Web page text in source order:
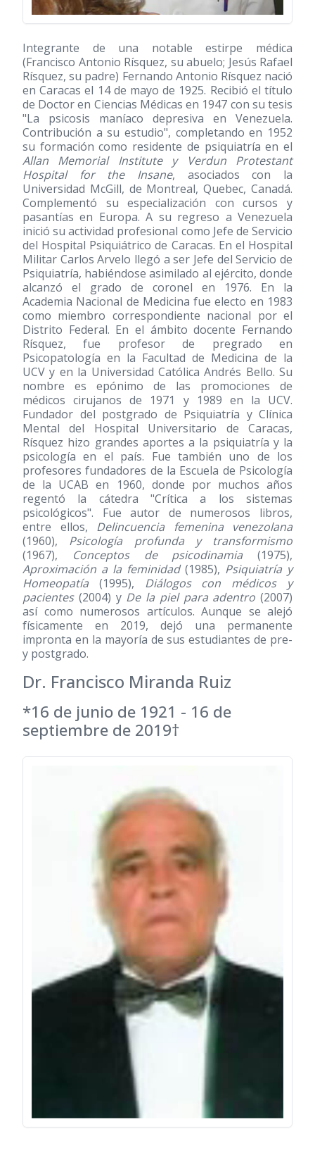
Integrante de una notable estirpe médica
(Francisco Antonio Rísquez, su abuelo; Jesús Rafael
Rísquez, su padre) Fernando Antonio Rísquez nació
en Caracas el 14 de mayo de 1925. Recibió el título
de Doctor en Ciencias Médicas en 1947 con su tesis
"La psicosis maníaco depresiva en Venezuela.
Contribución a su estudio", completando en 1952
su formación como residente de psiquiatría en el
Allan Memorial Institute y Verdun Protestant
Hospital for the Insane, asociados con la
Universidad McGill, de Montreal, Quebec, Canadá.
Complementó su especialización con cursos y
pasantías en Europa. A su regreso a Venezuela
inició su actividad profesional como Jefe de Servicio
del Hospital Psiquiátrico de Caracas. En el Hospital
Militar Carlos Arvelo llegó a ser Jefe del Servicio de
Psiquiatría, habiéndose asimilado al ejército, donde
alcanzó el grado de coronel en 1976. En la
Academia Nacional de Medicina fue electo en 1983
como miembro correspondiente nacional por el
Distrito Federal. En el ámbito docente Fernando
Rísquez, fue profesor de pregrado en
Psicopatología en la Facultad de Medicina de la
UCV y en la Universidad Católica Andrés Bello. Su
nombre es epónimo de las promociones de
médicos cirujanos de 1971 y 1989 en la UCV.
Fundador del postgrado de Psiquiatría y Clínica
Mental del Hospital Universitario de Caracas,
Rísquez hizo grandes aportes a la psiquiatría y la
psicología en el país. Fue también uno de los
profesores fundadores de la Escuela de Psicología
de la UCAB en 1960, donde por muchos años
regentó la cátedra "Crítica a los sistemas
psicológicos". Fue autor de numerosos libros,
entre ellos, Delincuencia femenina venezolana
(1960), Psicología profunda y transformismo
(1967),
Conceptos de psicodinamia (1975),
Aproximación a la feminidad(1985), Psiquiatría y
Homeopatía (1995), Diálogos con médicos y
pacientes(2004) y De la piel para adentro (2007)
así como numerosos artículos. Aunque se alejó
físicamente en 2019, dejó una permanente
impronta en la mayoría de sus estudiantes de pre-
y postgrado.
Dr. Francisco Miranda Ruiz
*16 de junio de 1921 - 16 de
septiembre de 2019†